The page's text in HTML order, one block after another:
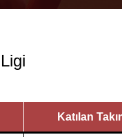
Katılan